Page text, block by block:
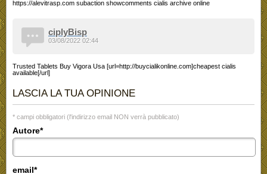
https://alevitrasp.com subaction showcomments cialis archive online
ciplyBisp
Trusted Tablets Buy Vigora Usa [url=http://buycialikonline.com]cheapest cialis
available[/url]
03/08/2022 02:44
LASCIA LA TUA OPINIONE
* campi obbligatori (l'indirizzo email NON verrà pubblicato)
Autore*
email*